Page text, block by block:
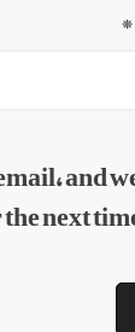
*
and
next